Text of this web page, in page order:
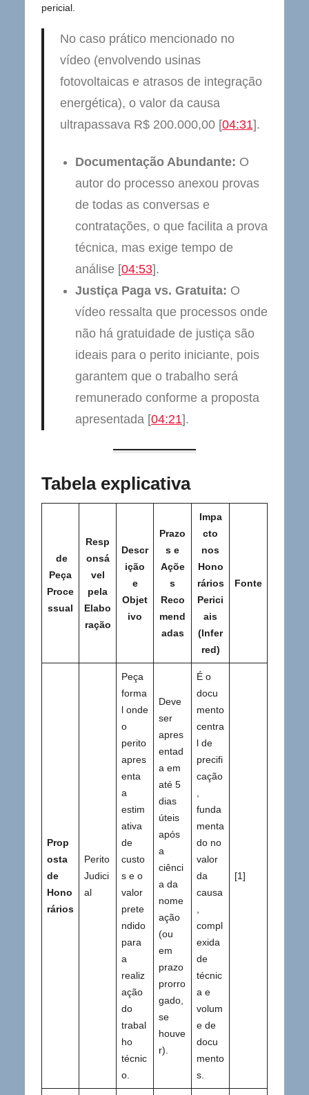
pericial.
No caso prático mencionado no
vídeo (envolvendo usinas
fotovoltaicas e atrasos de integração
energética), o valor da causa
ultrapassava R$ 200.000,00 [04:31].
Documentação Abundante: O
autor do processo anexou provas
de todas as conversas e
contratações, o que facilita a prova
técnica, mas exige tempo de
análise [04:53].
Justiça Paga vs. Gratuita: O
vídeo ressalta que processos onde
não há gratuidade de justiça são
ideais para o perito iniciante, pois
garantem que o trabalho será
remunerado conforme a proposta
apresentada [04:21].
Tabela explicativa
de
Peça
Proce
ssual
Resp
onsá
vel
pela
Elabo
ração
Descr
ição
e
Objet
ivo
Prazo
s e
Açõe
s
Reco
mend
adas
Impa
cto
nos
Hono
rários
Perici
ais
(Infer
red)
Fonte
Prop
osta
de
Hono
rários
Perito
Judici
al
Peça
forma
l onde
o
perito
apres
enta
a
estim
ativa
de
custo
s e o
valor
prete
ndido
para
a
realiz
ação
do
trabal
ho
técnic
o.
Deve
ser
apres
entad
a em
até 5
dias
úteis
após
a
ciênci
a da
nome
ação
(ou
em
prazo
prorro
gado,
se
houve
r).
É o
docu
mento
centra
l de
precifi
cação
funda
menta
do no
valor
da
causa
compl
exida
de
técnic
a e
volum
e de
docu
mento
s.
[1]